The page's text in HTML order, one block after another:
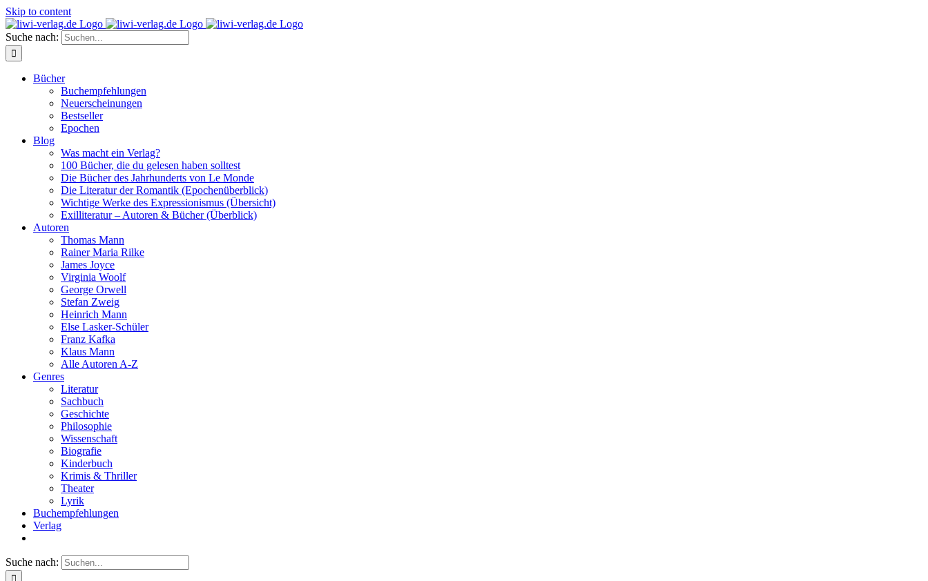
Skip to content
Suche nach:
Bücher
Buchempfehlungen
Neuerscheinungen
Bestseller
Epochen
Blog
Was macht ein Verlag?
100 Bücher, die du gelesen haben solltest
Die Bücher des Jahrhunderts von Le Monde
Die Literatur der Romantik (Epochenüberblick)
Wichtige Werke des Expressionismus (Übersicht)
Exilliteratur – Autoren & Bücher (Überblick)
Autoren
Thomas Mann
Rainer Maria Rilke
James Joyce
Virginia Woolf
George Orwell
Stefan Zweig
Heinrich Mann
Else Lasker-Schüler
Franz Kafka
Klaus Mann
Alle Autoren A-Z
Genres
Literatur
Sachbuch
Geschichte
Philosophie
Wissenschaft
Biografie
Kinderbuch
Krimis & Thriller
Theater
Lyrik
Buchempfehlungen
Verlag
Suche nach: